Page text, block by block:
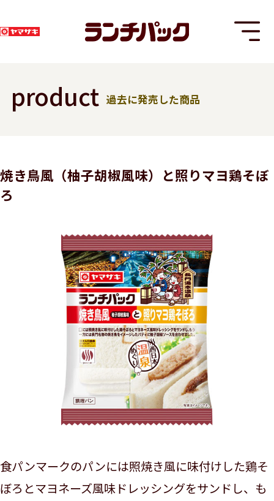
product 過去に発売した商品
焼き鳥風（柚子胡椒風味）と照りマヨ鶏そぼ
ろ
食パンマークのパンには照焼き風に味付けした鶏そ
ぼろとマヨネーズ風味ドレッシングをサンドし、も